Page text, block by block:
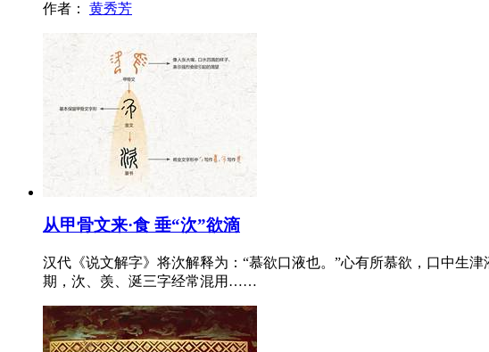
作者： 黄秀芳
从甲骨文来·食 垂“㳄”欲滴
汉代《说文解字》将㳄解释为：“慕欲口液也。”心有所慕欲，口中生
期，㳄、羡、涎三字经常混用……